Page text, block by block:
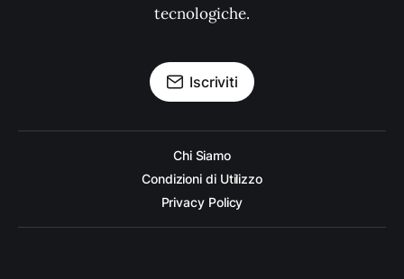
tecnologiche.
Iscriviti
Chi Siamo
Condizioni di Utilizzo
Privacy Policy